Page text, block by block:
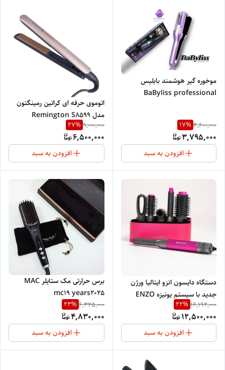
موخوره گیر هوشمند بابلیس
BaByliss professional
4,600,000
17%
3,795,000
افزودن به سبد
اتوموی حرفه ای کراتین رمینگتون
مدل Remington S8599
9,000,000
27%
6,500,000
افزودن به سبد
دستگاه دایسون انزو ایتالیا ورژن
جدید با سیستم یونیزه ENZO
PROFESSIONAL EN4136
years 2025
16,192,000
22%
12,500,000
افزودن به سبد
برس حرارتی مک ستایلر MAC
mc19 years2025
6,325,000
23%
4,830,000
افزودن به سبد